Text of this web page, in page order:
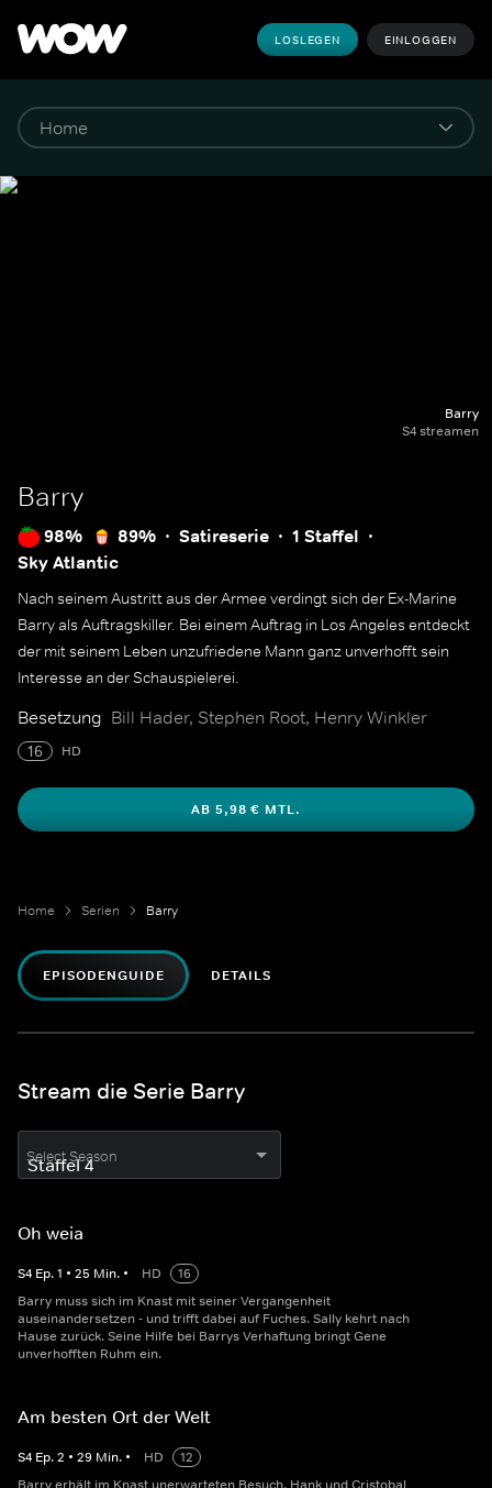
LOSLEGEN EINLOGGEN
Barry
S4 streamen
Barry
98% 89% Satireserie
1 Staffel
Sky Atlantic
Nach seinem Austritt aus der Armee verdingt sich der Ex-Marine
Barry als Auftragskiller. Bei einem Auftrag in Los Angeles entdeckt
der mit seinem Leben unzufriedene Mann ganz unverhofft sein
Interesse an der Schauspielerei.
Besetzung Bill Hader, Stephen Root, Henry Winkler
16 HD
AB 5,98 € MTL.
Home Serien Barry
EPISODENGUIDE DETAILS
Stream die Serie Barry
Select Season
Oh weia
S4 Ep.1 • 25 Min. • HD
16
Barry muss sich im Knast mit seiner Vergangenheit
auseinandersetzen - und trifft dabei auf Fuches. Sally kehrt nach
Hause zurück. Seine Hilfe bei Barrys Verhaftung bringt Gene
unverhofften Ruhm ein.
Am besten Ort der Welt
S4 Ep.2 • 29 Min. • HD
12